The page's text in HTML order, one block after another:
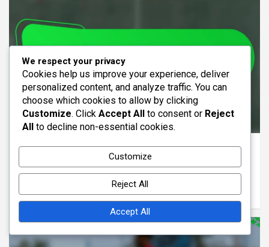
ANÁLISES TÁTICAS DO 3-4-3
Táticas 3-4-3: Gatilhos de pressão,
Organização defensiva, Movimento dos
jogadores
23/02/2026 Samuel Grayson
We respect your privacy
Cookies help us improve your experience, deliver
personalized content, and analyze traffic. You can
choose which cookies to allow by clicking
Customize. Click Accept All to consent or Reject
All to decline non-essential cookies.
Customize
Reject All
Accept All